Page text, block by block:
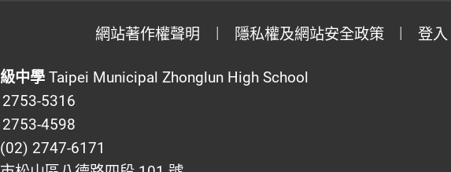
網站著作權聲明 隱私權及網站安全政策 登入
中學Taipei Municipal Zhonglun High School
5316
4598
2747-6171